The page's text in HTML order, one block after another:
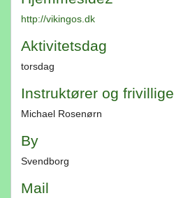
http://vikingos.dk
Aktivitetsdag
torsdag
Instruktører og frivillige
Michael Rosenørn
By
Svendborg
Mail